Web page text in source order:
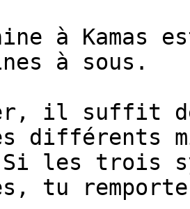
à Kamas
à sous.
il suffit de
différents
les trois
tu